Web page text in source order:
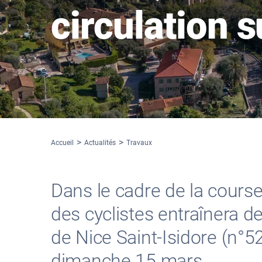
circulation
Accueil Actualités Travaux
Dans le cadre de la
des cyclistes entraînera
de Nice Saint-Isidore